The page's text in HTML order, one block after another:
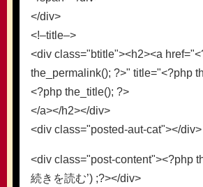
</div>
<!–title–>
<div class="btitle"><h2><a
the_permalink(); ?>" title="<?php
<?php the_title(); ?>
</a></h2></div>
<div class="posted-aut-cat"></div>
<div class="post-content"><?php
続きを読む’) ;?></div>